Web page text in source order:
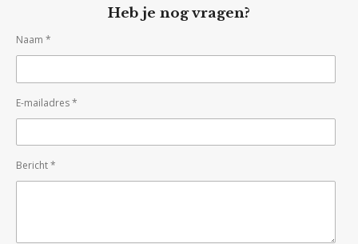
Heb je nog vragen?
Naam *
E-mailadres *
Bericht *